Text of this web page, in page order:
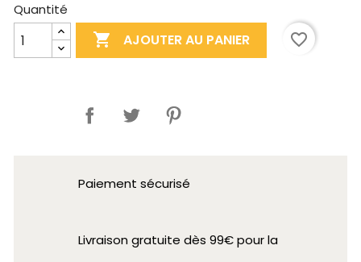
Quantité
 AJOUTER AU PANIER favorite_border
Paiement sécurisé
Livraison gratuite dès 99€ pour la